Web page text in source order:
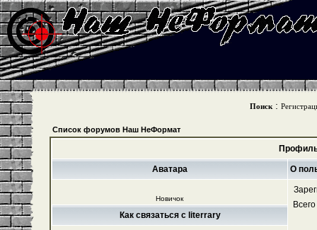
Поиск :
Список форумов Наш НеФормат
Аватара О
Новичок
Как связаться с literrary